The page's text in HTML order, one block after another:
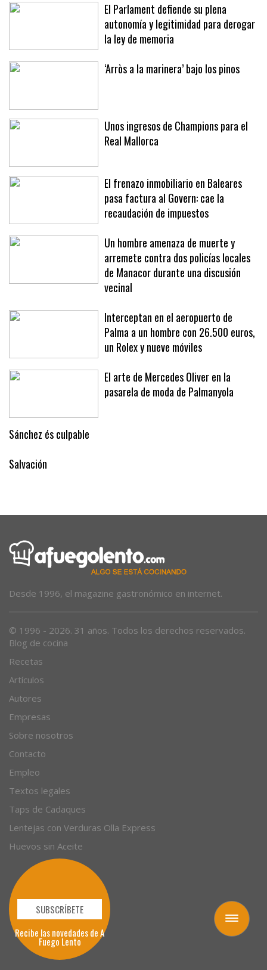
Toggle
navigation
El Parlament defiende su plena
autonomía y legitimidad para derogar
la ley de memoria
‘Arròs a la marinera’ bajo los pinos
Unos ingresos de Champions para el
Real Mallorca
El frenazo inmobiliario en Baleares
pasa factura al Govern: cae la
recaudación de impuestos
Un hombre amenaza de muerte y
arremete contra dos policías locales
de Manacor durante una discusión
vecinal
Interceptan en el aeropuerto de
Palma a un hombre con 26.500 euros,
un Rolex y nueve móviles
El arte de Mercedes Oliver en la
pasarela de moda de Palmanyola
Sánchez és culpable
Salvación
Desde 1996, el magazine gastronómico en internet.
© 1996 - 2026. 31 años. Todos los derechos reservados.
Blog de cocina
Recetas
Artículos
Autores
Empresas
Sobre nosotros
Contacto
Empleo
Textos legales
Taps de Cadaques
Lentejas con Verduras Olla Express
Huevos sin Aceite
SUBSCRÍBETE
Recibe las novedades de A
Fuego Lento